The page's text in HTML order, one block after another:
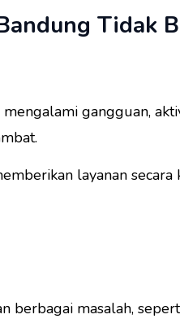
Tidak
gangguan,
layanan secara
berbagai masalah,